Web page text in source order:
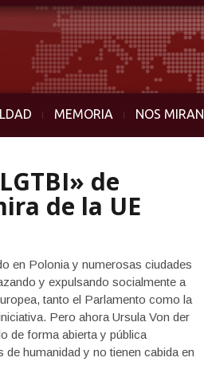
MEMORIA NOS MIRAN
de
de la UE
en Polonia y numerosas ciudades
y expulsando socialmente a
tanto el Parlamento como la
Pero ahora Ursula Von der
de forma abierta y pública
humanidad y no tienen cabida en